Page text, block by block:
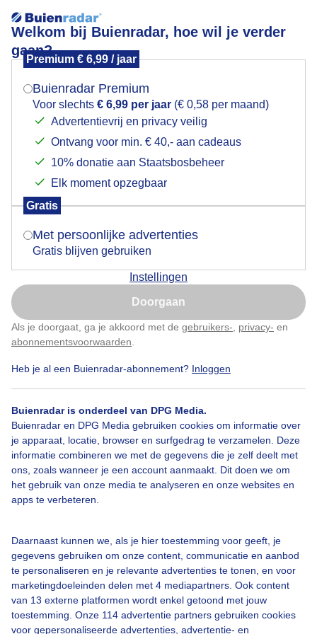
Welkom bij Buienradar, hoe wil je verder
gaan?
Premium € 6,99 / jaar
Buienradar Premium
Voor slechts € 6,99 per jaar (€ 0,58 per maand)
Advertentievrij en privacy veilig
Ontvang voor min. € 40,- aan cadeaus
10% donatie aan Staatsbosbeheer
Elk moment opzegbaar
Gratis
Met persoonlijke advertenties
Gratis blijven gebruiken
Instellingen
Doorgaan
Als je doorgaat, ga je akkoord met de gebruikers- privacy- en
abonnementsvoorwaarden
Heb je al een Buienradar-abonnement? Inloggen
Buienradar is onderdeel van DPG Media.
Buienradar en DPG Media gebruiken cookies om informatie over
je apparaat, locatie, browser en surfgedrag te verzamelen. Deze
informatie combineren we met de gegevens die je zelf deelt met
ons, zoals wanneer je een account aanmaakt. Dit doen we om
het gebruik van onze media te analyseren en onze websites en
apps te verbeteren.
Daarnaast kunnen we, als je hier toestemming voor geeft, je
gegevens gebruiken om onze content, communicatie en aanbod
te personaliseren en je relevante advertenties te tonen, en voor
marketingdoeleinden delen met 4 mediapartners. Ook content
van 13 externe platformen wordt enkel getoond met jouw
toestemming. Onze 114 advertentie partners gebruiken cookies
voor gepersonaliseerde advertenties, advertentie- en
jaccuzi
Een moment geduld aub...
Populaire categorieën
Lente
Zomer
Over Buienradar
Bedrijfsgegevens
Veelgestelde vragen
Contact
Toegankelijkheid
Buienradar Team
Privacy beleid
Cookie beleid
Privacy instellingen
Mogen we je locatie gebruiken voor het
Indien je hier nog geen akkoord op hebt gegeven,
verschijnt er zo een pop-up uit je browser waarin
Is goed, toon de popup
Nu niet, misschien later
Klik hierom dit aan te passen